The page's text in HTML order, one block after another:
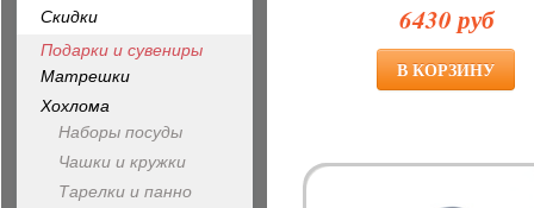
6430 руб
Скидки
Подарки и сувениры
Матрешки
Хохлома
Наборы посуды
Чашки и кружки
Тарелки и панно